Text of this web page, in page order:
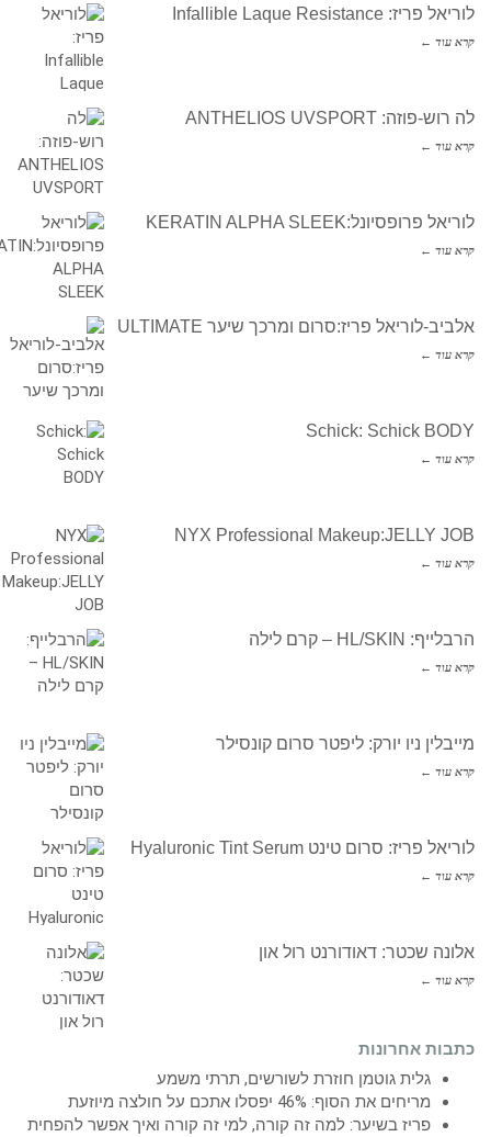
לוריאל פריז: Infallible Laque Resistance
קרא עוד ←
לה רוש-פוזה: ANTHELIOS UVSPORT
קרא עוד ←
לוריאל פרופסיונל:KERATIN ALPHA SLEEK
קרא עוד ←
אלביב-לוריאל פריז:סרום ומרכך שיער ULTIMATE
קרא עוד ←
Schick: Schick BODY
קרא עוד ←
NYX Professional Makeup:JELLY JOB
קרא עוד ←
הרבלייף: HL/SKIN – קרם לילה
קרא עוד ←
מייבלין ניו יורק: ליפטר סרום קונסילר
קרא עוד ←
לוריאל פריז: סרום טינט Hyaluronic Tint Serum
קרא עוד ←
אלונה שכטר: דאודורנט רול און
קרא עוד ←
כתבות אחרונות
גלית גוטמן חוזרת לשורשים, תרתי משמע
מריחים את הסוף: 46% יפסלו אתכם על חולצה מיוזעת
פריז בשיער: למה זה קורה, למי זה קורה ואיך אפשר להפחית